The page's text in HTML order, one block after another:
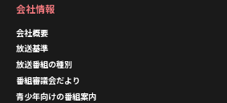
会社情報
会社概要
放送基準
放送番組の種別
番組審議会だより
青少年向けの番組案内